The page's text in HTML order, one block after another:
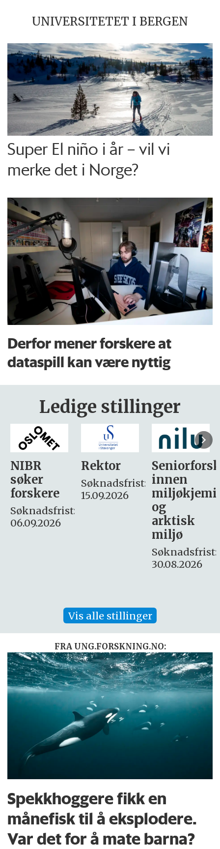
UNIVERSITETET I BERGEN
Super El niño i år – vil vi
merke det i Norge?
Derfor mener forskere at
dataspill kan være nyttig
Ledige stillinger
Rektor
Søknadsfrist:
15.09.2026
Seniorforsker
innen
miljøkjemi
søker
– fast
Søknadsfrist:
16. august.
Vis alle stillinger
FRA UNG.FORSKNING.NO:
Spekkhoggere fikk en
månefisk til å eksplodere.
Var det for å mate barna?